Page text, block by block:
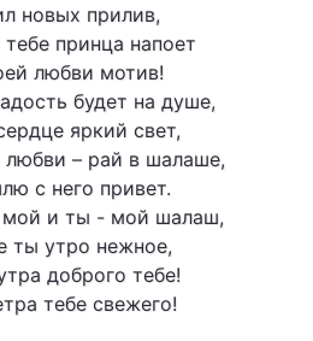
новых прилив,
принца напоет
любви мотив!
будет на душе,
яркий свет,
любви – рай в шалаше,
с него привет.
и ты - мой шалаш,
ты утро нежное,
доброго тебе!
тебе свежего!